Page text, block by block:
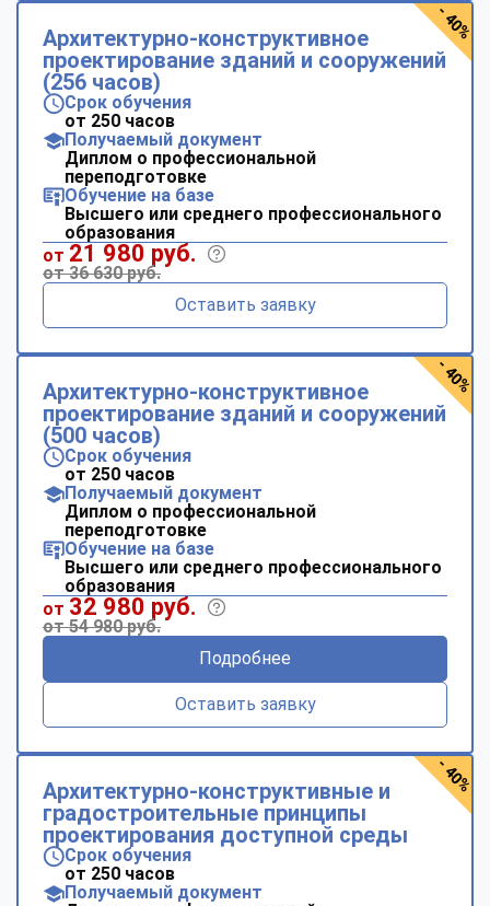
Архитектурно-конструктивное
проектирование зданий и сооружений
(256 часов)
Срок обучения
от 250 часов
Получаемый документ
Диплом о профессиональной
переподготовке
Обучение на базе
Высшего или среднего профессионального
образования
от 21 980 руб.
от 36 630 руб.
Оставить заявку
- 40%
Архитектурно-конструктивное
проектирование зданий и сооружений
(500 часов)
Срок обучения
от 250 часов
Получаемый документ
Диплом о профессиональной
переподготовке
Обучение на базе
Высшего или среднего профессионального
образования
от 32 980 руб.
от 54 980 руб.
Подробнее
Оставить заявку
- 40%
Архитектурно-конструктивные и
градостроительные принципы
проектирования доступной среды
Срок обучения
от 250 часов
Получаемый документ
- 40%